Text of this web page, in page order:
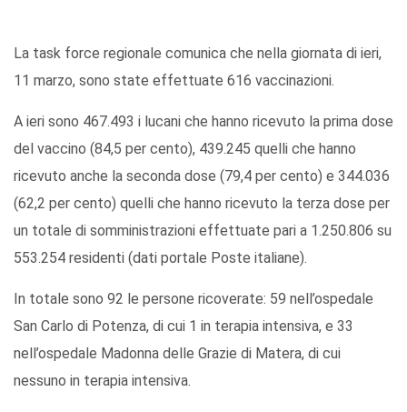
La task force regionale comunica che nella giornata di ieri,
11 marzo, sono state effettuate 616 vaccinazioni.
A ieri sono 467.493 i lucani che hanno ricevuto la prima dose
del vaccino (84,5 per cento), 439.245 quelli che hanno
ricevuto anche la seconda dose (79,4 per cento) e 344.036
(62,2 per cento) quelli che hanno ricevuto la terza dose per
un totale di somministrazioni effettuate pari a 1.250.806 su
553.254 residenti (dati portale Poste italiane).
In totale sono 92 le persone ricoverate: 59 nell’ospedale
San Carlo di Potenza, di cui 1 in terapia intensiva, e 33
nell’ospedale Madonna delle Grazie di Matera, di cui
nessuno in terapia intensiva.